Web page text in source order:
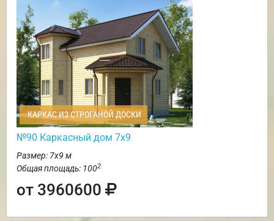
КАРКАС ИЗ СТРОГАНОЙ ДОСКИ
№90 Каркасный дом 7х9
Размер: 7х9 м
Общая площадь: 1002
от 3960600